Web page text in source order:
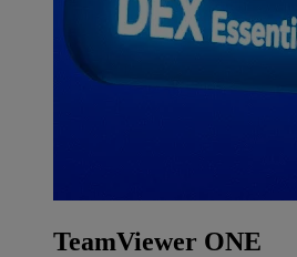
TeamViewer ONE